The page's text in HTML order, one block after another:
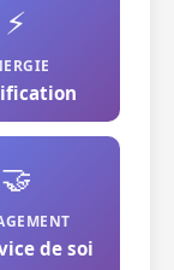
⚡
🤝
de soi